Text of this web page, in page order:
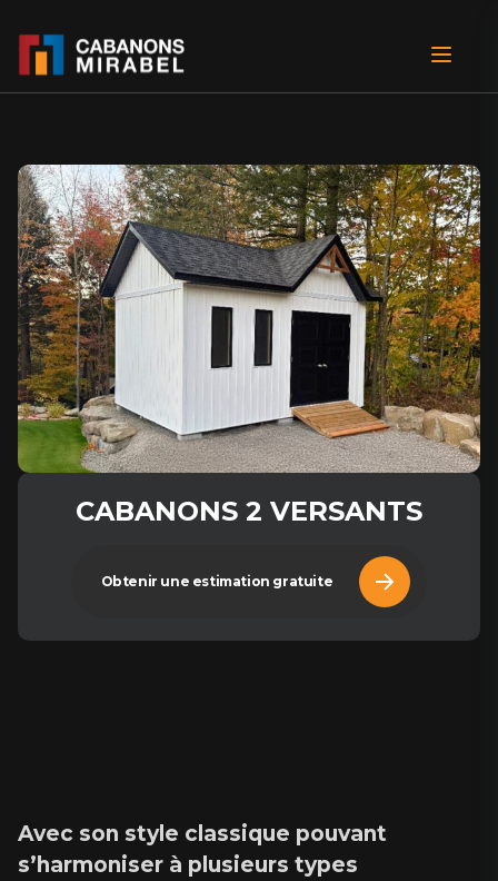
CABANONS 2 VERSANTS
Obtenir une estimation gratuite
Avec son style classique pouvant
s’harmoniser à plusieurs types